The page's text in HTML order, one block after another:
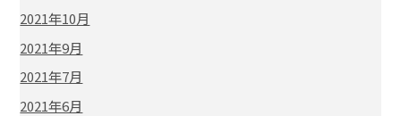
2021年10月
2021年9月
2021年7月
2021年6月